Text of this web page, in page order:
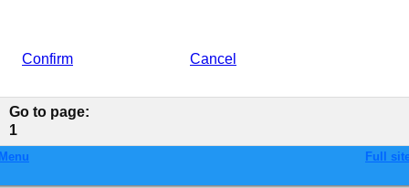
Confirm Cancel
Go to page:
1
Full